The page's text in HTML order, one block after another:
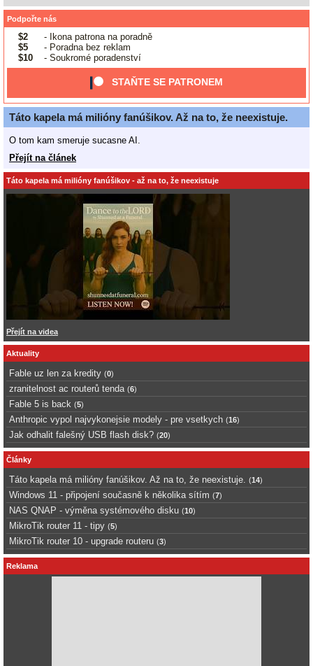
Podpořte nás
$2
- Ikona patrona na poradně
$5
- Poradna bez reklam
$10
- Soukromé poradenství
STAŇTE SE PATRONEM
Táto kapela má milióny fanúšikov. Až na to, že neexistuje.
O tom kam smeruje sucasne AI.
Přejít na článek
Táto kapela má milióny fanúšikov - až na to, že neexistuje
Přejít na videa
Aktuality
Fable uz len za kredity (0)
zranitelnost ac routerů tenda (6)
Fable 5 is back (5)
Anthropic vypol najvykonejsie modely - pre vsetkych (16)
Jak odhalit falešný USB flash disk? (20)
Články
Táto kapela má milióny fanúšikov. Až na to, že neexistuje. (14)
Windows 11 - připojení současně k několika sítím (7)
NAS QNAP - výměna systémového disku (10)
MikroTik router 11 - tipy (5)
MikroTik router 10 - upgrade routeru (3)
Reklama